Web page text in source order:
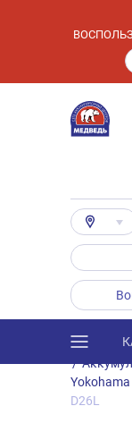
/
Yokohama
D26L